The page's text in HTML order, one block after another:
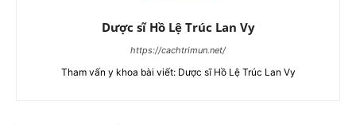
Dược sĩ Hồ Lệ Trúc Lan Vy
https://cachtrimun.net/
Tham vấn y khoa bài viết: Dược sĩ Hồ Lệ Trúc Lan Vy